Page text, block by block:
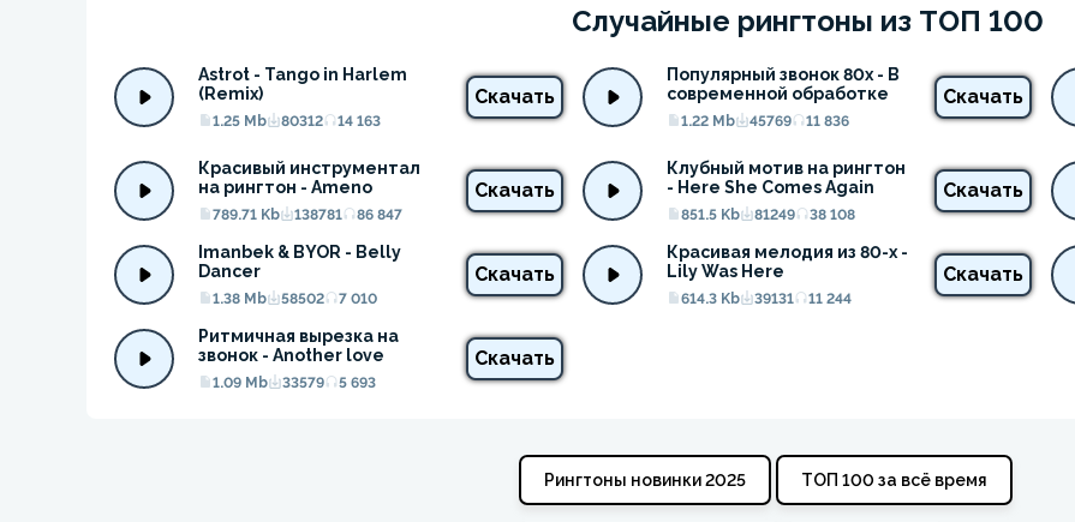
Случайные рингтоны из ТОП 100
Astrot - Tango in Harlem
(Remix)
1.25 Mb 80312 14 163
Скачать
Популярный звонок 80х - В
современной обработке
1.22 Mb 45769 11 836
Скачать
Красивый инструментал
на рингтон - Ameno
789.71 Kb 138781 86 847
Скачать
Клубный мотив на рингтон
- Here She Comes Again
851.5 Kb 81249 38 108
Скачать
Imanbek & BYOR - Belly
Dancer
1.38 Mb 58502 7 010
Скачать
Красивая мелодия из 80-х -
Lily Was Here
614.3 Kb 39131 11 244
Скачать
Ритмичная вырезка на
звонок - Another love
1.09 Mb 33579 5 693
Скачать
Рингтоны новинки 2025 ТОП 100 за всё время